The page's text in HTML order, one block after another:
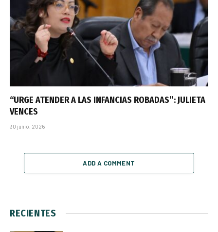
“URGE ATENDER A LAS INFANCIAS ROBADAS”: JULIETA
VENCES
30 junio, 2026
ADD A COMMENT
RECIENTES